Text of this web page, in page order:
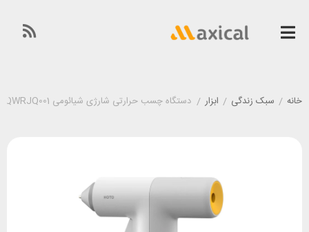
خانه / سبک زندگی / ابزار / دستگاه چسب حرارتی شارژی شیائومی Xiaomi HOTO Glue Gun QWRJQ001